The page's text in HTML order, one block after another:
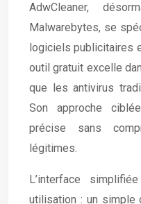
AdwCleaner,
Malwarebytes, se
logiciels publicitaires
outil gratuit excelle
que les antivirus
Son approche
précise sans
légitimes.
L’interface
utilisation : un simple